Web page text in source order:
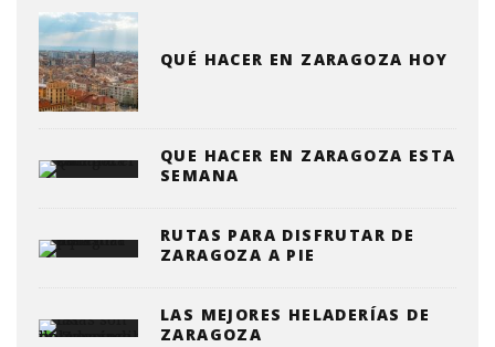
QUÉ HACER EN ZARAGOZA HOY
QUE HACER EN ZARAGOZA ESTA
SEMANA
RUTAS PARA DISFRUTAR DE
ZARAGOZA A PIE
LAS MEJORES HELADERÍAS DE
ZARAGOZA